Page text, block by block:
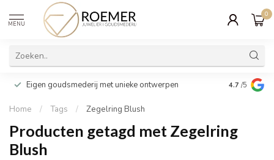
MENU
0
Eigen goudsmederij met unieke ontwerpen Wij
cadeau
4.7 /5
Home / Tags / Zegelring Blush
Producten getagd met Zegelring
Blush